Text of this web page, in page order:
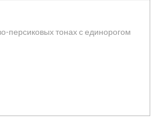
персиковых тонах с единорогом